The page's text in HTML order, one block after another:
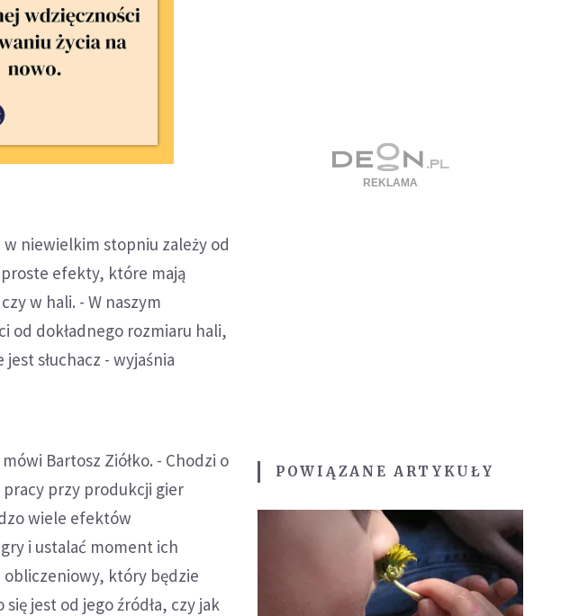
niewielkim stopniu zależy od
proste efekty, które mają
w hali. - W naszym
od dokładnego rozmiaru hali,
słuchacz - wyjaśnia
Bartosz Ziółko. - Chodzi o
przy produkcji gier
wiele efektów
i ustalać moment ich
który będzie
jest od jego źródła, czy jak
POWIĄZANE ARTYKUŁY